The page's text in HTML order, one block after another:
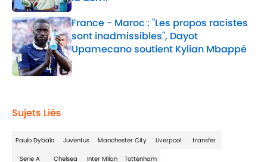
Published by on Invalid Date
France - Maroc : "Les propos racistes
sont inadmissibles", Dayot
Upamecano soutient Kylian Mbappé
Published by on Invalid Date
Sujets Liés
Paulo Dybala Juventus Manchester City Liverpool transfer
Serie A Chelsea Inter Milan Tottenham